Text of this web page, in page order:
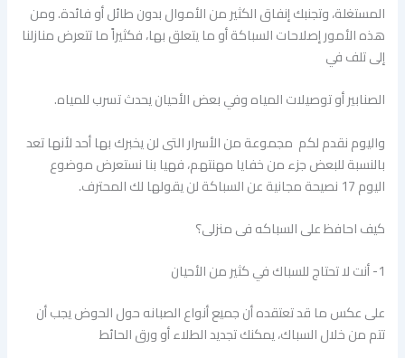
المستغلة، وتجنبك إنفاق الكثير من الأموال بدون طائل أو فائدة. ومن
هذه الأمور إصلاحات السباكة أو ما يتعلق بها، فكثيراً ما تتعرض منازلنا
إلى تلف في
الصنابير أو توصيلات المياه وفي بعض الأحيان يحدث تسرب للمياه.
واليوم نقدم لكم مجموعة من الأسرار التى لن يخبرك بها أحد لأنها تعد
بالنسبة للبعض جزء من خفايا مهنتهم، فهيا بنا نستعرض موضوع
اليوم 17 نصيحة مجانية عن السباكة لن يقولها لك المحترف.
كيف احافظ على السباكه فى منزلى؟
1- أنت لا تحتاج للسباك في كثير من الأحيان
على عكس ما قد تعتقده أن جميع أنواع الصبانه حول الحوض يجب أن
تتم من خلال السباك، يمكنك تجديد الطلاء أو ورق الحائط